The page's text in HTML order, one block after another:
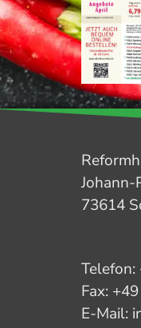
73614
Fax:
E-Mail: